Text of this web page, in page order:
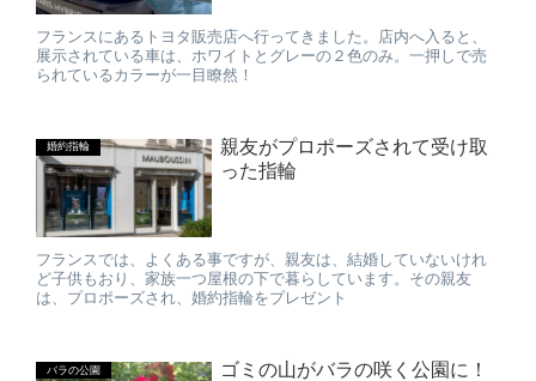
フランスにあるトヨタ販売店へ行ってきました。店内へ入ると、
展示されている車は、ホワイトとグレーの２色のみ。一押しで売
られているカラーが一目瞭然！
婚約指輪
親友がプロポーズされて受け取
った指輪
フランスでは、よくある事ですが、親友は、結婚していないけれ
ど子供もおり、家族一つ屋根の下で暮らしています。その親友
は、プロポーズされ、婚約指輪をプレゼント
バラの公園 ゴミの山がバラの咲く公園に！